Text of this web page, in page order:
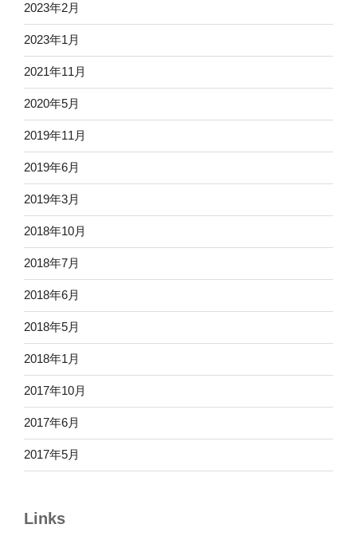
2023年2月
2023年1月
2021年11月
2020年5月
2019年11月
2019年6月
2019年3月
2018年10月
2018年7月
2018年6月
2018年5月
2018年1月
2017年10月
2017年6月
2017年5月
Links